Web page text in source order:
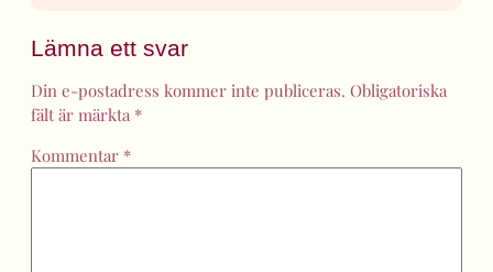
Lämna ett svar
Din e-postadress kommer inte publiceras. Obligatoriska
fält är märkta *
Kommentar *